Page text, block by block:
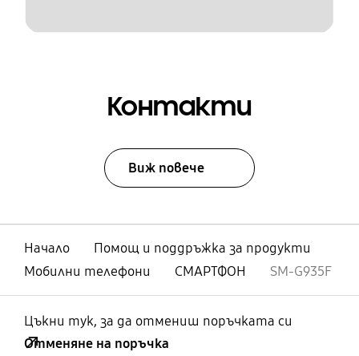
Контакти
Виж повече
Начало
Помощ и поддръжка за продукти
Мобилни телефони
СМАРТФОН SM-G935F
Цъкни тук, за да отмениш поръчката си
Отменяне на поръчка